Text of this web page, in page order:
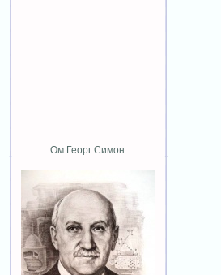
Ом Георг Симон